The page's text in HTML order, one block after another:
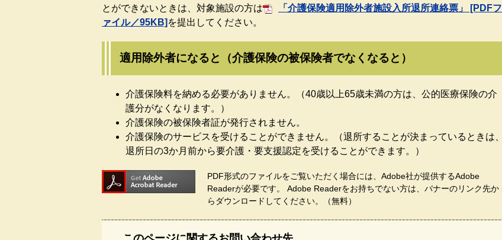
とができないときは、対象施設の方は
「介護保険適用除外者施設入所退所連絡票」 [PDFフ
ァイル／95KB] を提出してください。
適用除外者になると（介護保険の被保険者でなくなると）
介護保険料を納める必要がありません。（40歳以上65歳未満の方は、公的医療保険の介
護分がなくなります。）
介護保険の被保険者証が発行されません。
介護保険のサービスを受けることができません。（退所することが決まっているときは、
退所日の3か月前から要介護・要支援認定を受けることができます。）
PDF形式のファイルをご覧いただく場合には、Adobe社が提供するAdobe
Readerが必要です。
Adobe Readerをお持ちでない方は、バナーのリンク先か
らダウンロードしてください。（無料）